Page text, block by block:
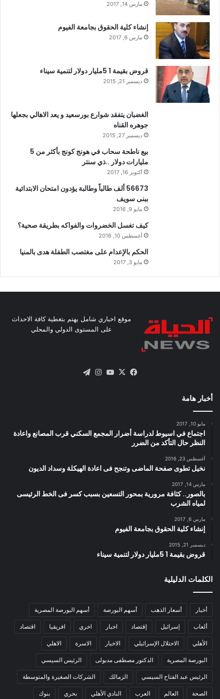
مارس 14, 2017
إنشاء كلية الحقوق بجامعة الفيوم
مارس 6, 2017
قروض بقيمة 1 5مليار دولار لتنمية سيناء
ديسمبر 21, 2015
الغضبان يتفقد شوارع بورسعيد و يعد الاهالي بجعلها
جوهره القناه
ديسمبر 27, 2015
بيع ناطحة سحاب في هونج كونج بأكثر من 5
مليارات دولار ..ذي سنتر
أكتوبر 16, 2017
56673 ألف طالباً وطالبة يؤدون امتحان الابتدائية
ببنى سويف
مايو 9, 2016
كيف تغسل الخضروات والفواكه بطريقة صحية؟
أغسطس 10, 2016
الحكم بالإعدام على مغتصب الطفلة هدى بالمنيا
مايو 3, 2017
موقع اخباري شامل يهتم بتغطية كافة الاحداث
على المستوى الدولي والمحلي
فيسبوك
X يوتيوبانستقرام
أخبار هامة
مايو 10, 2017
اجتماع في اسيوط لدراسة أضرار المجمع السكني قرب المصانع واعادة
النظر حال التأكد من الضرر
أغسطس 23, 2016
نخيل تطوى صفحة الماضى وتنجح فى اعادة الهيكلة وسداد الديون
مارس 14, 2017
بالصور.. كثافة مرورية بمحور التسعين بسبب كسر فى الخط الرئيسى
لمياه الشرب
مارس 6, 2017
إنشاء كلية الحقوق بجامعة الفيوم
ديسمبر 21, 2015
قروض بقيمة 1 5مليار دولار لتنمية سيناء
الكلمات الدليلية
أخبار أسعار الذهب أسهم البورصة أسهم البورصة المصرية
ألعاب إسرائيل إقتصاد اخبار اخري افريقيا اقتصاد
الأهلي الاحتلال الإسرائيلي الاخبار الاسرة الاهلي
البورصة المصرية الدكتور مصطفى مدبولى الرئيس السيسي
الرئيس عبد الفتاح السيسي الزمالك الشركات الصغيرة والمتوسطة
الصحة العالم العرب النادي الأهلي بحري بنوك